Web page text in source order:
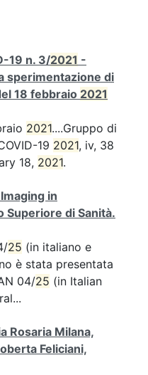
19 n. 3/2021 -
sperimentazione di
18 febbraio 2021
2021....Gruppo di
19 2021, iv, 38
18, 2021.
in
Superiore di Sanità.
25 (in italiano e
è stata presentata
04/25 (in Italian
Rosaria Milana,
Feliciani,